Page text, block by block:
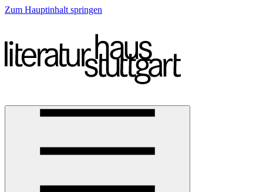
Zum Hauptinhalt springen